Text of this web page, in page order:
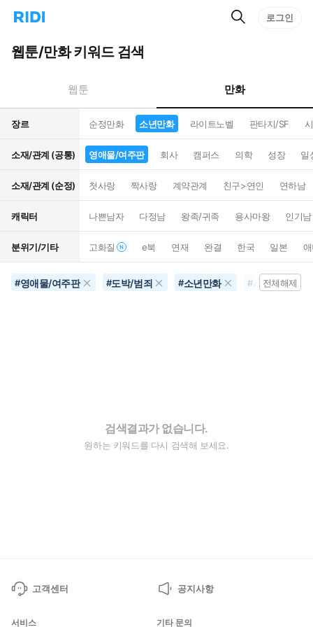
리
홈
으
턴
트
검
로그인
웹툰/만화 키워드 검색
웹툰 만화
장르 순정만화 소년만화 라이트노벨 판타지/SF
소재/관계 (공통) 영애물/여주판 회사 캠퍼스 의학 성장 일
소재/관계 (순정) 첫사랑 짝사랑 계약관계 친구>연인 연하남
캐릭터 나쁜남자 다정남 왕족/귀족 용사마왕 인기남
분위기/기타 고화질 e북 연재 완결 한국 일본
#영애물/여주판 #도박/범죄 #소년만화 #세계멸망
전체해제
검색결과가 없습니다.
원하는 키워드를 다시 검색해 보세요.
고객센터 공지사항
서비스 기타 문의